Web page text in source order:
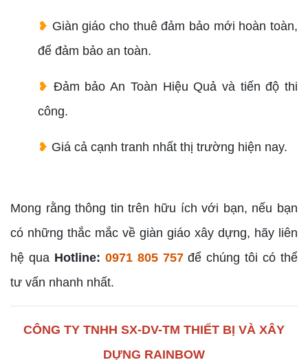
❥ Giàn giáo cho thuê đảm bảo mới hoàn toàn,
để đảm bảo an toàn.
❥ Đảm bảo An Toàn Hiệu Quả và tiến độ thi
công.
❥ Giá cả cạnh tranh nhất thị trường hiện nay.
Mong rằng thông tin trên hữu ích với bạn, nếu bạn
có những thắc mắc về giàn giáo xây dựng, hãy liên
hệ qua Hotline: 0971 805 757để chúng tôi có thể
tư vấn nhanh nhất.
CÔNG TY TNHH SX-DV-TM THIẾT BỊ VÀ XÂY
DỰNG RAINBOW